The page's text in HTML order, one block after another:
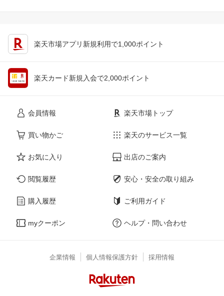
楽天市場アプリ新規利用で1,000ポイント
楽天カード新規入会で2,000ポイント
会員情報
買い物かご
お気に入り
閲覧履歴
購入履歴
myクーポン
楽天市場トップ
楽天のサービス一覧
出店のご案内
安心・安全の取り組み
ご利用ガイド
ヘルプ・問い合わせ
企業情報 個人情報保護方針 採用情報